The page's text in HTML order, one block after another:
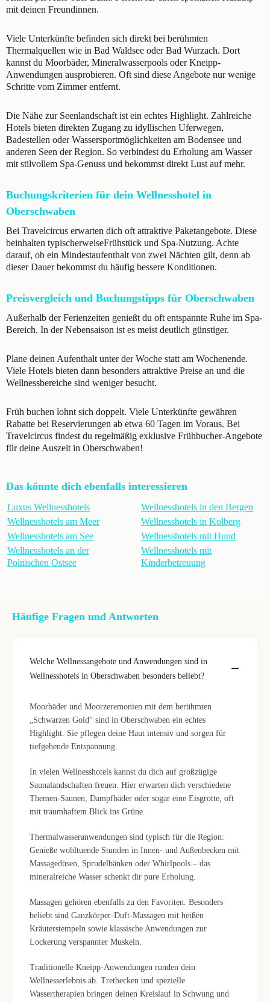
mit deinen Freundinnen.
Viele Unterkünfte befinden sich direkt bei berühmten
Thermalquellen wie in Bad Waldsee oder Bad Wurzach. Dort
kannst du Moorbäder, Mineralwasserpools oder Kneipp-
Anwendungen ausprobieren. Oft sind diese Angebote nur wenige
Schritte vom Zimmer entfernt.
Die Nähe zur Seenlandschaft ist ein echtes Highlight. Zahlreiche
Hotels bieten direkten Zugang zu idyllischen Uferwegen,
Badestellen oder Wassersportmöglichkeiten am Bodensee und
anderen Seen der Region. So verbindest du Erholung am Wasser
mit stilvollem Spa-Genuss und bekommst direkt Lust auf mehr.
Buchungskriterien für dein Wellnesshotel in
Oberschwaben
Bei Travelcircus erwarten dich oft attraktive Paketangebote. Diese
beinhalten typischerweiseFrühstück und Spa-Nutzung. Achte
darauf, ob ein Mindestaufenthalt von zwei Nächten gilt, denn ab
dieser Dauer bekommst du häufig bessere Konditionen.
Preisvergleich und Buchungstipps für Oberschwaben
Außerhalb der Ferienzeiten genießt du oft entspannte Ruhe im Spa-
Bereich. In der Nebensaison ist es meist deutlich günstiger.
Plane deinen Aufenthalt unter der Woche statt am Wochenende.
Viele Hotels bieten dann besonders attraktive Preise an und die
Wellnessbereiche sind weniger besucht.
Früh buchen lohnt sich doppelt. Viele Unterkünfte gewähren
Rabatte bei Reservierungen ab etwa 60 Tagen im Voraus. Bei
Travelcircus findest du regelmäßig exklusive Frühbucher-Angebote
für deine Auszeit in Oberschwaben!
Das könnte dich ebenfalls interessieren
Luxus Wellnesshotels
Wellnesshotels am Meer
Wellnesshotels am See
Wellnesshotels an der
Polnischen Ostsee
Wellnesshotels in den Bergen
Wellnesshotels in Kolberg
Wellnesshotels mit Hund
Wellnesshotels mit
Kinderbetreuung
Häufige Fragen und Antworten
Welche Wellnessangebote und Anwendungen sind in
Wellnesshotels in Oberschwaben besonders beliebt?
Moorbäder und Moorzeremonien mit dem berühmten
„Schwarzen Gold“ sind in Oberschwaben ein echtes
Highlight. Sie pflegen deine Haut intensiv und sorgen für
tiefgehende Entspannung.
In vielen Wellnesshotels kannst du dich auf großzügige
Saunalandschaften freuen. Hier erwarten dich verschiedene
Themen-Saunen, Dampfbäder oder sogar eine Eisgrotte, oft
mit traumhaftem Blick ins Grüne.
Thermalwasseranwendungen sind typisch für die Region:
Genieße wohltuende Stunden in Innen- und Außenbecken mit
Massagedüsen, Sprudelbänken oder Whirlpools – das
mineralreiche Wasser schenkt dir pure Erholung.
Massagen gehören ebenfalls zu den Favoriten. Besonders
beliebt sind Ganzkörper-Duft-Massagen mit heißen
Kräuterstempeln sowie klassische Anwendungen zur
Lockerung verspannter Muskeln.
Traditionelle Kneipp-Anwendungen runden dein
Wellnesserlebnis ab. Tretbecken und spezielle
Wassertherapien bringen deinen Kreislauf in Schwung und